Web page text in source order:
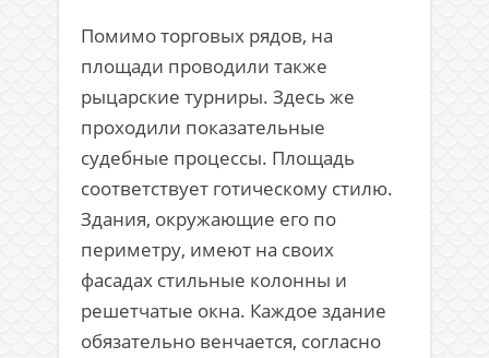
Помимо торговых рядов, на
площади проводили также
рыцарские турниры. Здесь же
проходили показательные
судебные процессы. Площадь
соответствует готическому стилю.
Здания, окружающие его по
периметру, имеют на своих
фасадах стильные колонны и
решетчатые окна. Каждое здание
обязательно венчается, согласно